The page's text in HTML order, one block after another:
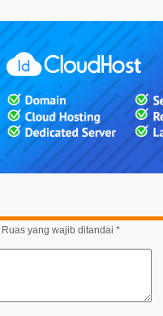
Ruas yang wajib ditandai *